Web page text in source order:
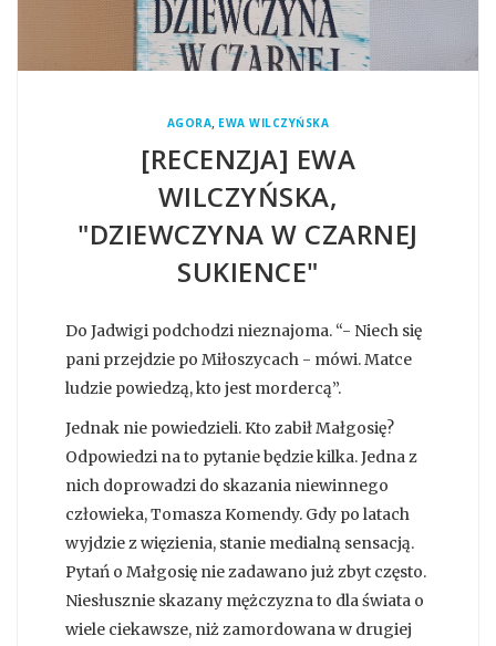
AGORA, EWA WILCZYŃSKA
[RECENZJA] EWA
WILCZYŃSKA,
"DZIEWCZYNA W CZARNEJ
SUKIENCE"
Do Jadwigi podchodzi nieznajoma. “- Niech się
pani przejdzie po Miłoszycach - mówi. Matce
ludzie powiedzą, kto jest mordercą”.
Jednak nie powiedzieli. Kto zabił Małgosię?
Odpowiedzi na to pytanie będzie kilka. Jedna z
nich doprowadzi do skazania niewinnego
człowieka, Tomasza Komendy. Gdy po latach
wyjdzie z więzienia, stanie medialną sensacją.
Pytań o Małgosię nie zadawano już zbyt często.
Niesłusznie skazany mężczyzna to dla świata o
wiele ciekawsze, niż zamordowana w drugiej